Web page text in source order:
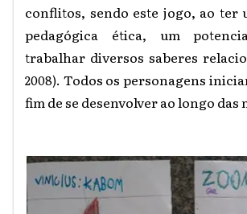
conflitos, sendo este jogo, ao ter
pedagógica ética, um
trabalhar diversos saberes
2008). Todos os personagens
fim de se desenvolver ao longo das